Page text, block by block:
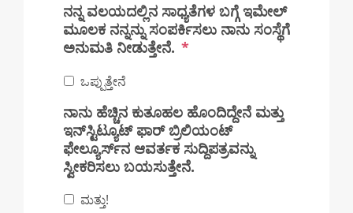
ನನ್ನ ವಲಯದಲ್ಲಿನ ಸಾಧ್ಯತೆಗಳ ಬಗ್ಗೆ ಇಮೇಲ್
ಮೂಲಕ ನನ್ನನ್ನು ಸಂಪರ್ಕಿಸಲು ನಾನು ಸಂಸ್ಥೆಗೆ
ಅನುಮತಿ ನೀಡುತ್ತೇನೆ. *
ಒಪ್ಪುತ್ತೇನೆ
ನಾನು ಹೆಚ್ಚಿನ ಕುತೂಹಲ ಹೊಂದಿದ್ದೇನೆ ಮತ್ತು
ಇನ್‌ಸ್ಟಿಟ್ಯೂಟ್ ಫಾರ್ ಬ್ರಿಲಿಯಂಟ್
ಫೇಲ್ಯೂರ್ಸ್‌ನ ಆವರ್ತಕ ಸುದ್ದಿಪತ್ರವನ್ನು
ಸ್ವೀಕರಿಸಲು ಬಯಸುತ್ತೇನೆ.
ಮತ್ತು!